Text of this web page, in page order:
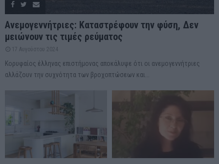
Ανεμογεννήτριες: Καταστρέφουν την φύση, Δεν
μειώνουν τις τιμές ρεύματος
17 Αυγούστου 2024
Κορυφαίος έλληνας επιστήμονας αποκάλυψε ότι οι ανεμογεννήτριες
αλλάζουν την συχνότητα των βροχοπτώσεων και...